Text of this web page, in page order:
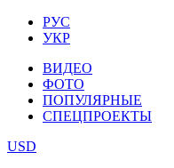
РУС
УКР
ВИДЕО
ФОТО
ПОПУЛЯРНЫЕ
СПЕЦПРОЕКТЫ
USD